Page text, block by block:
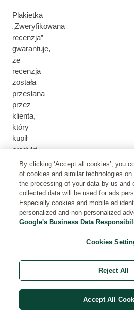
Plakietka
„Zweryfikowana
recenzja”
gwarantuje,
że
recenzja
została
przesłana
przez
klienta,
który
kupił
produkt
za
pośrednictwem
naszego
sklepu
internetowego
lub
możemy
sposób
on
By clicking ‘Accept all cookies’, you
of cookies and similar technologies
the processing of your data by us and
collected data will be used for ads
Especially cookies and mobile ad
personalized and non-personalized
Google's Business Data
Cookies
Reject All
Accept All